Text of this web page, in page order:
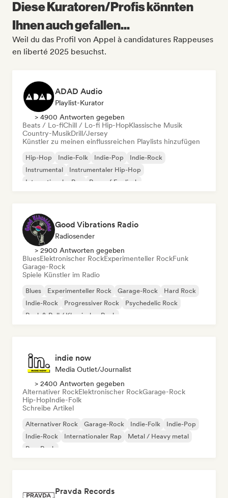
Diese Kuratoren/Profis könnten
Ihnen auch gefallen...
Weil du das Profil von Appel à candidatures Rappeuses
en liberté 2025 besuchst.
ADAD Audio
Playlist-Kurator
> 4900 Antworten gegeben
Beats / Lo-fiChill / Lo-fi Hip-HopKlassische Musik
Country-MusikDrill/Jersey
Künstler zu meinen einflussreichen Playlists hinzufügen
Hip-Hop Indie-Folk Indie-Pop
Indie-Rock
Instrumental
Instrumentaler Hip-Hop
Internationaler Rap
Rap auf Englisch
Good Vibrations Radio
Radiosender
> 2900 Antworten gegeben
BluesElektronischer RockExperimenteller RockFunk
Garage-Rock
Spiele Künstler im Radio
Blues Experimenteller Rock Garage-Rock
Hard Rock
Indie-Rock
Progressiver Rock
Psychedelic Rock
Rock & Roll / Klassischer Rock
indie now
Media Outlet/Journalist
> 2400 Antworten gegeben
Alternativer RockElektronischer RockGarage-Rock
Hip-HopIndie-Folk
Schreibe Artikel
Alternativer Rock Garage-Rock Indie-Folk
Indie-Pop
Indie-Rock
Internationaler Rap
Metal / Heavy metal
Pop-Rock
Pravda Records